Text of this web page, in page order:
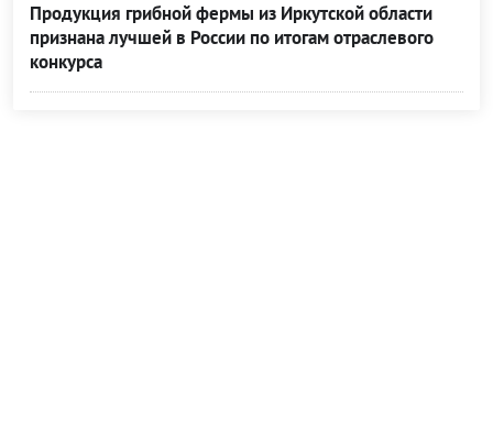
Продукция грибной фермы из Иркутской области
признана лучшей в России по итогам отраслевого
конкурса